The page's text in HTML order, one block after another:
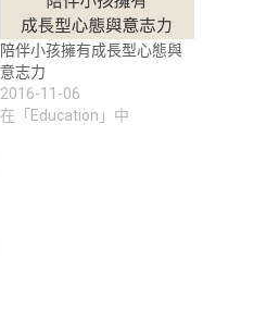
陪伴小孩擁有成長型心態與
意志力
2016-11-06
在「Education」中